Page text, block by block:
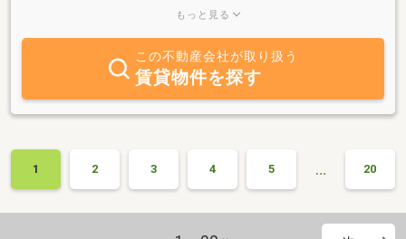
強みを発揮し弊社営業マンは、ホットなハートとフットワークの良
もっと見る
この不動産会社が取り扱う
賃貸物件を探す
1 2 3 4 5 … 20